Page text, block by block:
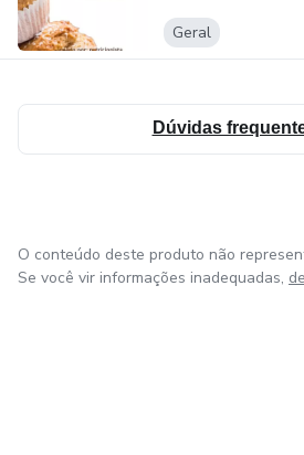
Geral
Dúvidas
O conteúdo deste produto não
Se você vir informações inadequadas,